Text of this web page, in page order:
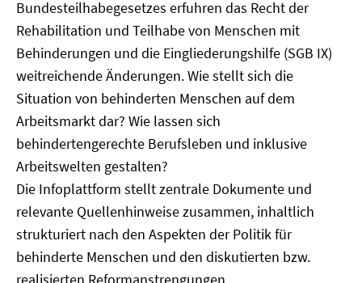
Bundesteilhabegesetzes erfuhren das Recht der
Rehabilitation und Teilhabe von Menschen mit
Behinderungen und die Eingliederungshilfe (SGB IX)
weitreichende Änderungen. Wie stellt sich die
Situation von behinderten Menschen auf dem
Arbeitsmarkt dar? Wie lassen sich
behindertengerechte Berufsleben und inklusive
Arbeitswelten gestalten?
Die Infoplattform stellt zentrale Dokumente und
relevante Quellenhinweise zusammen, inhaltlich
strukturiert nach den Aspekten der Politik für
behinderte Menschen und den diskutierten bzw.